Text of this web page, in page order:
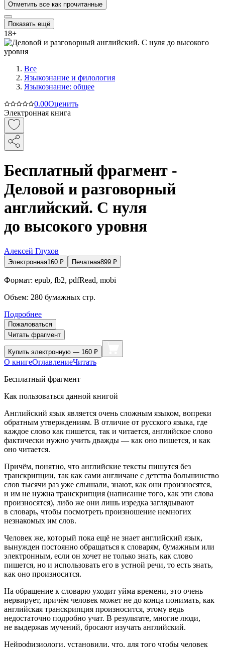
Отметить все как прочитанные
Показать ещё
18+
Все
Языкознание и филология
Языкознание: общее
0.00Оценить
Электронная книга
Бесплатный фрагмент -
Деловой и разговорный
английский. С нуля
до высокого уровня
Алексей Глухов
Электронная160 ₽ Печатная899 ₽
Формат: epub, fb2, pdfRead, mobi
Объем: 280 бумажных стр.
Подробнее
Пожаловаться
Читать фрагмент
Купить электронную — 160 ₽
О книгеОглавлениеЧитать
Бесплатный фрагмент
Как пользоваться данной книгой
Английский язык является очень сложным языком, вопреки
обратным утверждениям. В отличие от русского языка, где
каждое слово как пишется, так и читается, английское слово
фактически нужно учить дважды — как оно пишется, и как
оно читается.
Причём, понятно, что английские тексты пишутся без
транскрипции, так как сами англичане с детства большинство
слов тысячи раз уже слышали, знают, как они произносятся,
и им не нужна транскрипция (написание того, как эти слова
произносятся), либо же они лишь изредка заглядывают
в словарь, чтобы посмотреть произношение немногих
незнакомых им слов.
Человек же, который пока ещё не знает английский язык,
вынужден постоянно обращаться к словарям, бумажным или
электронным, если он хочет не только знать, как слово
пишется, но и использовать его в устной речи, то есть знать,
как оно произносится.
На обращение к словарю уходит уйма времени, это очень
нервирует, причём человек может не до конца понимать, как
английская транскрипция произносится, этому ведь
недостаточно подробно учат. В результате, многие люди,
не выдержав мучений, бросают изучать английский.
Нейрофизиологи, установили, что, для того чтобы человек